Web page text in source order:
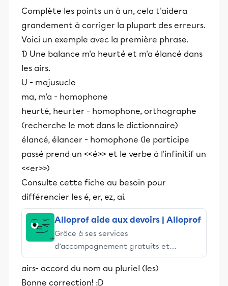
Complète les points un à un, cela t'aidera
grandement à corriger la plupart des erreurs.
Voici un exemple avec la première phrase.
1) Une balance m'a heurté et m'a élancé dans
les airs.
U - majusucle
ma, m'a - homophone
heurté, heurter - homophone, orthographe
(recherche le mot dans le dictionnaire)
élancé, élancer - homophone (le participe
passé prend un <<é>> et le verbe à l'infinitif un
<<er>>)
Consulte cette fiche au besoin pour
différencier les é, er, ez, ai.
Alloprof aide aux devoirs | Alloprof
Grâce à ses services
d’accompagnement gratuits et
stimulants, Alloprof engage les élèves
et leurs parents dans la réussite
airs- accord du nom au pluriel (les)
Bonne correction! :D